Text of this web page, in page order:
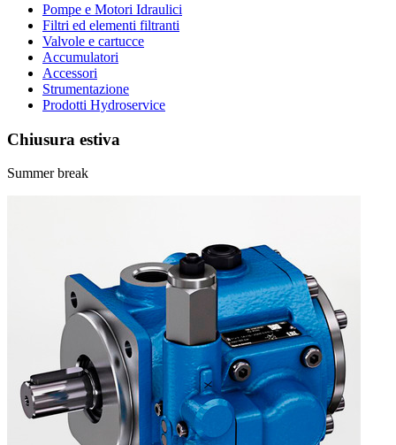
Pompe e Motori Idraulici
Filtri ed elementi filtranti
Valvole e cartucce
Accumulatori
Accessori
Strumentazione
Prodotti Hydroservice
Chiusura estiva
Summer break